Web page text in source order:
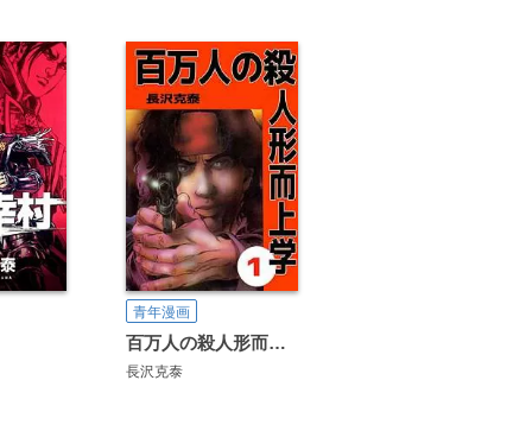
青年漫画
百万人の殺人形而上学
長沢克泰